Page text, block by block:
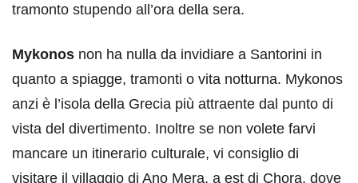
tramonto stupendo all’ora della sera.
Mykonos non ha nulla da invidiare a Santorini in
quanto a spiagge, tramonti o vita notturna. Mykonos
anzi è l’isola della Grecia più attraente dal punto di
vista del divertimento. Inoltre se non volete farvi
mancare un itinerario culturale, vi consiglio di
visitare il villaggio di Ano Mera, a est di Chora, dove